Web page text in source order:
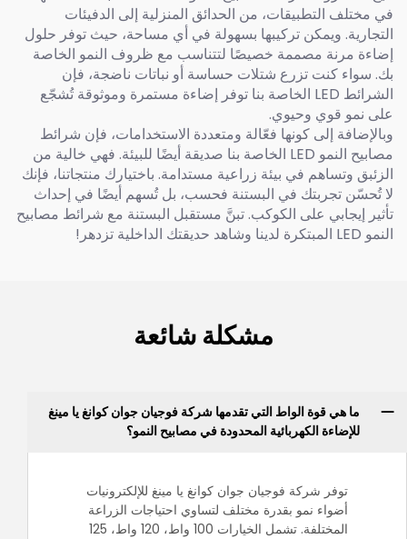
في مختلف التطبيقات، من الحدائق المنزلية إلى الدفيئات
التجارية. ويمكن تركيبها بسهولة في أي مساحة، حيث توفر حلول
إضاءة مرنة مصممة خصيصًا لتتناسب مع ظروف النمو الخاصة
بك. سواء كنت تزرع شتلات حساسة أو نباتات ناضجة، فإن
الشرائط LED الخاصة بنا توفر إضاءة مستمرة وموثوقة تُشجّع
على نمو قوي وحيوي.
وبالإضافة إلى كونها فعّالة ومتعددة الاستخدامات، فإن شرائط
مصابيح النمو LED الخاصة بنا صديقة أيضًا للبيئة. فهي خالية من
الزئبق وتساهم في بيئة زراعية مستدامة. باختيارك منتجاتنا، فإنك
لا تُحسّن تجربتك في البستنة فحسب، بل تُسهم أيضًا في إحداث
تأثير إيجابي على الكوكب. تبنَّ مستقبل البستنة مع شرائط مصابيح
النمو LED المبتكرة لدينا وشاهد حديقتك الداخلية تزدهر!
مشكلة شائعة
ما هي قوة الواط التي تقدمها شركة فوجيان جوان كوانغ يا مينغ
للإضاءة الكهربائية المحدودة في مصابيح النمو؟
توفر شركة فوجيان جوان كوانغ يا مينغ للإلكترونيات
أضواء نمو بقدرة مختلف لتساوي احتياجات الزراعة
المختلفة. تشمل الخيارات 100 واط، 120 واط، 125